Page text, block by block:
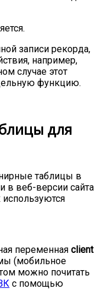
записи рекорда,
например,
случае этот
функцию.
для
таблицы в
в веб-версии сайта
переменная client
(мобильное
можно почитать
с помощью